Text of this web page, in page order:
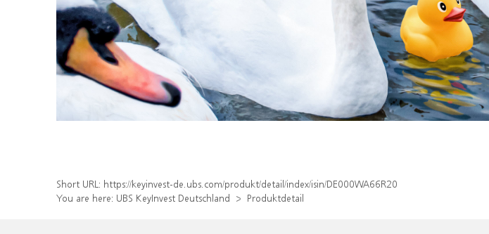
Short URL: https://keyinvest-de.ubs.com/produkt/detail/index/isin/DE000WA66R20
You are here: UBS KeyInvest Deutschland Produktdetail